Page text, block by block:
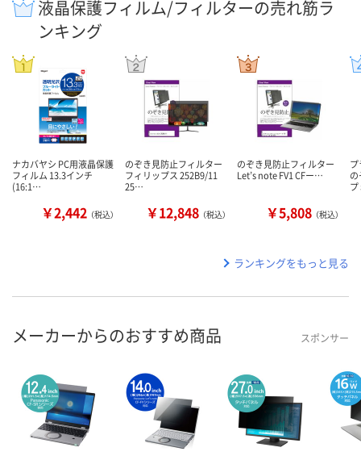
液晶保護フィルム/フィルターの売れ筋ラ
ンキング
ナカバヤシ PC用液晶保護
フィルム 13.3インチ
(16:1…
￥2,442 （税込）
のぞき見防止フィルター
フィリップス 252B9/11
25…
￥12,848 （税込）
のぞき見防止フィルター
Let’s note FV1 CFー…
￥5,808 （税込）
ランキングをもっと見る
メーカーからのおすすめ商品 スポンサー